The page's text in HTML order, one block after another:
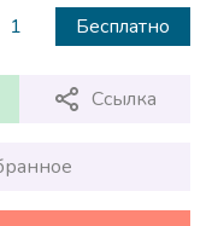
1 Бесплатно
Ссылка